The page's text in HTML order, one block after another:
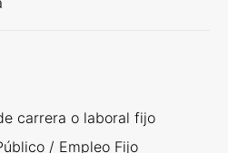
carrera o laboral fijo
/ Empleo Fijo